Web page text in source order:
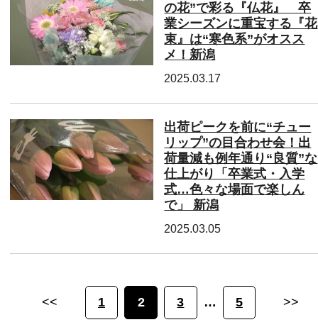
の花”で彩る『仏花』 卒
業シーズンに重宝する『花
束』は“寒色系”がオスス
メ！新潟
2025.03.17
出荷ピークを前に“チュー
リップ”の目合わせ会！出
荷量減も例年通り“良質”な
仕上がり「卒業式・入学
式…色々な場面で楽しん
で」 新潟
2025.03.05
<< 1 2 3 5 >>